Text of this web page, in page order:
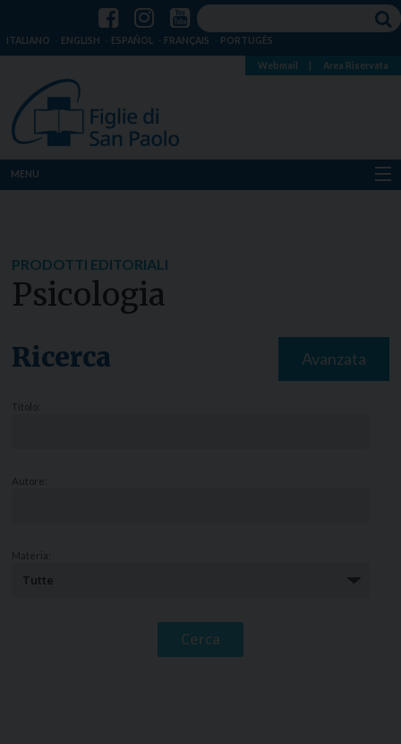
ITALIANO ENGLISH ESPAÑOL FRANÇAIS PORTUGÊS
Webmail Area Riservata
MENU
Notizie
PRODOTTI EDITORIALI
Psicologia
Ricerca Avanzata
Titolo:
Autore:
Materia: